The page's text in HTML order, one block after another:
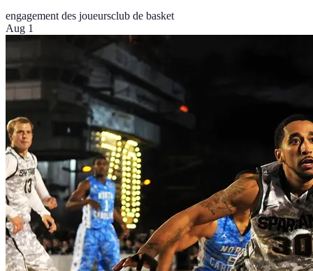
engagement des joueursclub de basket
Aug 1